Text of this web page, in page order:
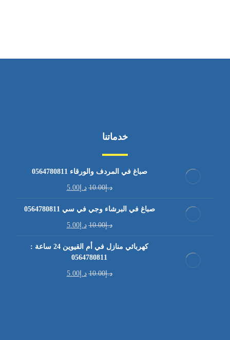
خدماتنا
صباغ في المردف والورقاء 0564780811
د.إ10.00 د.إ5.00
صباغ في البرشاء وجي في سي 0564780811
د.إ10.00 د.إ5.00
كهربائي منازل في أم القيوين 24 ساعة :
0564780811
د.إ10.00 د.إ5.00